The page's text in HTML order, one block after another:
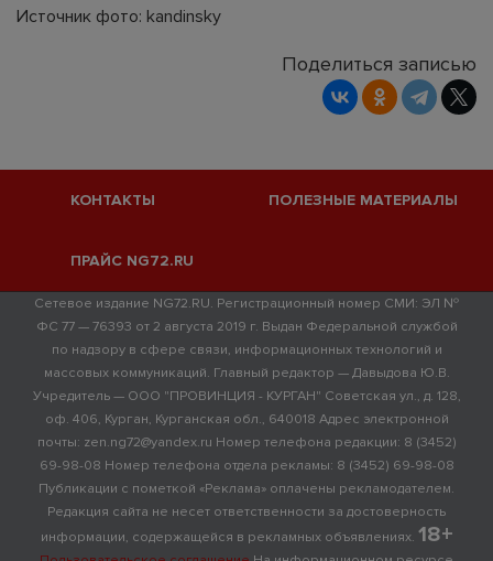
Источник фото: kandinsky
Поделиться записью
КОНТАКТЫ ПОЛЕЗНЫЕ МАТЕРИАЛЫ
ПРАЙС NG72.RU
Сетевое издание NG72.RU. Регистрационный номер СМИ: ЭЛ №
ФС 77 — 76393 от 2 августа 2019 г. Выдан Федеральной службой
по надзору в сфере связи, информационных технологий и
массовых коммуникаций. Главный редактор — Давыдова Ю.В.
Учредитель — ООО "ПРОВИНЦИЯ - КУРГАН" Советская ул., д. 128,
оф. 406, Курган, Курганская обл., 640018 Адрес электронной
почты: zen.ng72@yandex.ru Номер телефона редакции: 8 (3452)
69-98-08 Номер телефона отдела рекламы: 8 (3452) 69-98-08
Публикации с пометкой «Реклама» оплачены рекламодателем.
Редакция сайта не несет ответственности за достоверность
информации, содержащейся в рекламных объявлениях. 18+